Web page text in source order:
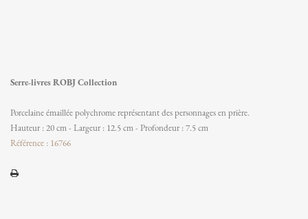
Serre-livres ROBJ Collection
Porcelaine émaillée polychrome représentant des personnages en prière.
Hauteur : 20 cm - Largeur : 12.5 cm - Profondeur : 7.5 cm
Référence : 16766